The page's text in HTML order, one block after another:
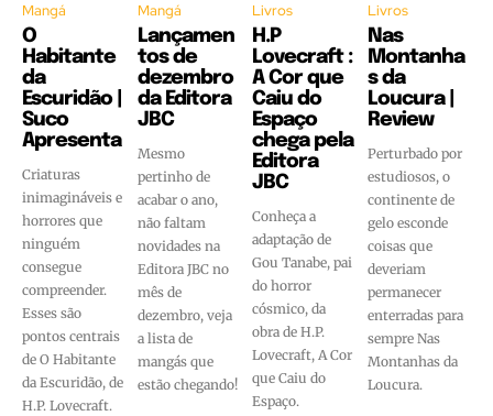
Mangá
O
Habitante
da
Escuridão |
Suco
Apresenta
Criaturas
inimagináveis e
horrores que
ninguém
consegue
compreender.
Esses são
pontos centrais
de O Habitante
da Escuridão, de
H.P. Lovecraft.
Mangá
Lançamen
tos de
dezembro
da Editora
JBC
Mesmo
pertinho de
acabar o ano,
não faltam
novidades na
Editora JBC no
mês de
dezembro, veja
a lista de
mangás que
estão chegando!
Livros
H.P
Lovecraft :
A Cor que
Caiu do
Espaço
chega pela
Editora
JBC
Conheça a
adaptação de
Gou Tanabe, pai
do horror
cósmico, da
obra de H.P.
Lovecraft, A Cor
que Caiu do
Espaço.
Livros
Nas
Montanha
s da
Loucura |
Review
Perturbado por
estudiosos, o
continente de
gelo esconde
coisas que
deveriam
permanecer
enterradas para
sempre Nas
Montanhas da
Loucura.